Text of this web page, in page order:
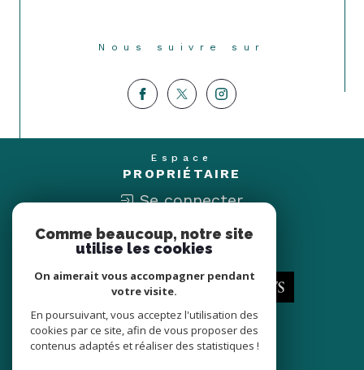
Nous suivre sur
Espace
PROPRIÉTAIRE
Se connecter
Nous
ADHÉRONS
Comme beaucoup, notre site
utilise les cookies
On aimerait vous accompagner pendant
votre visite.
En poursuivant, vous acceptez l'utilisation des
cookies par ce site, afin de vous proposer des
contenus adaptés et réaliser des statistiques !